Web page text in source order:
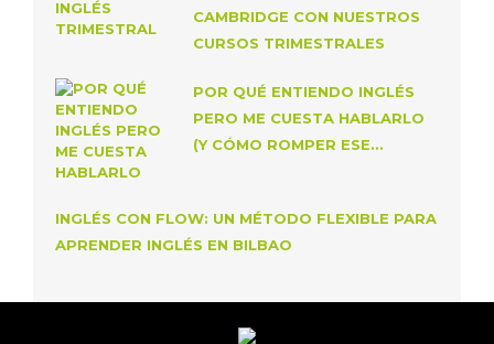
CAMBRIDGE CON NUESTROS
CURSOS TRIMESTRALES
POR QUÉ ENTIENDO INGLÉS
PERO ME CUESTA HABLARLO
(Y CÓMO ROMPER ESE...
INGLÉS CON FLOW: UN MÉTODO FLEXIBLE PARA
APRENDER INGLÉS EN BILBAO